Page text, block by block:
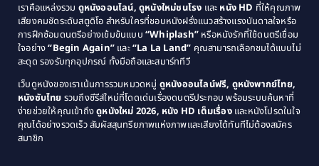
Coming of Age ก้าวพ้นวัย(1)
Coming-of-Age(3)
Community(1)
Crime อาชญากรรม(78)
1979
1978
1976
1975
1974
1971
1970
1969
1968
1964
1963
เราคือแหล่งรวม ดูหนังออนไลน์, ดูหนังใหม่ชนโรง และ หนัง HD ที่ให้คุณภาพ
เสียงคมชัดระดับสตูดิโอ สำหรับใครที่ชอบหนังฝรั่งแนวสร้างแรงบันดาลใจหรือ
การฝึกซ้อมดนตรีอย่างเข้มข้นแบบ “Whiplash” หรือหนังรักที่ใช้ดนตรีเชื่อม
ใจอย่าง“Begin Again” และ“La La Land” คุณสามารถเลือกชมได้แบบไม่
สะดุด รองรับทุกอุปกรณ์ ทั้งมือถือและสมาร์ททีวี
เว็บดูหนังของเราเน้นการรวมหมวดหมู่ ดูหนังออนไลน์ฟรี, ดูหนังพากย์ไทย,
หนังซับไทย รวมถึงซีรีส์ใหม่ที่โดดเด่นเรื่องดนตรีประกอบ พร้อมระบบค้นหาที่
ง่ายช่วยให้คุณเข้าถึงดูหนังใหม่ 2026, หนัง HD เต็มเรื่องและหนังโปรดในใจ
คุณได้อย่างรวดเร็ว สัมผัสสุนทรียภาพแห่งภาพและเสียงได้ทันทีไม่ต้องสมัคร
สมาชิก